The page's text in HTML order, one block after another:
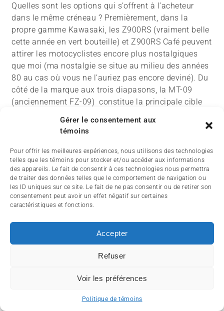
Gérer le consentement aux
témoins
Pour offrir les meilleures expériences, nous utilisons des technologies
telles que les témoins pour stocker et/ou accéder aux informations
des appareils. Le fait de consentir à ces technologies nous permettra
de traiter des données telles que le comportement de navigation ou
les ID uniques sur ce site. Le fait de ne pas consentir ou de retirer son
consentement peut avoir un effet négatif sur certaines
caractéristiques et fonctions.
Accepter
Refuser
Voir les préférences
Politique de témoins
Quelles sont les options qui s’offrent à l’acheteur
dans le même créneau ? Premièrement, dans la
propre gamme Kawasaki, les Z900RS (vraiment belle
cette année en vert bouteille) et Z900RS Café peuvent
attirer les motocyclistes encore plus nostalgiques
que moi (ma nostalgie se situe au milieu des années
80 au cas où vous ne l’auriez pas encore deviné). Du
côté de la marque aux trois diapasons, la MT-09
(anciennement FZ-09) constitue la principale cible
particulièrement coupleux, elle ne peut être
Kawasaki. Dans le sens qu’avec sa facilité à se
cabrer, elle peut intimider les pilotes moins
expérimentés, ce que la Z avec son couple plus
linéaire ne risque de provoquer.